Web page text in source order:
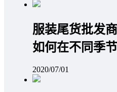
服装尾货批发
如何在不同季
2020/07/01